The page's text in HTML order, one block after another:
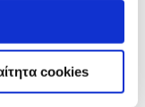
cookies